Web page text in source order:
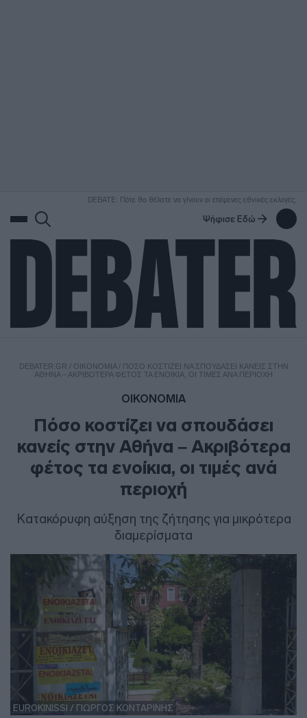
DEBATE: Πότε θα θέλατε να γίνουν οι επόμενες εθνικές εκλογές;
Ψήφισε Εδώ
DEBATER.GR / ΟΙΚΟΝΟΜΙΑ/ ΠΌΣΟ ΚΟΣΤΊΖΕΙ ΝΑ ΣΠΟΥΔΆΣΕΙ ΚΑΝΕΊΣ ΣΤΗΝ
ΑΘΉΝΑ – ΑΚΡΙΒΌΤΕΡΑ ΦΈΤΟΣ ΤΑ ΕΝΟΊΚΙΑ, ΟΙ ΤΙΜΈΣ ΑΝΆ ΠΕΡΙΟΧΉ
ΟΙΚΟΝΟΜΙΑ
Πόσο κοστίζει να σπουδάσει
κανείς στην Αθήνα – Ακριβότερα
φέτος τα ενοίκια, οι τιμές ανά
περιοχή
Κατακόρυφη αύξηση της ζήτησης για μικρότερα
διαμερίσματα
EUROKINISSI / ΓΙΩΡΓΟΣ ΚΟΝΤΑΡΙΝΗΣ